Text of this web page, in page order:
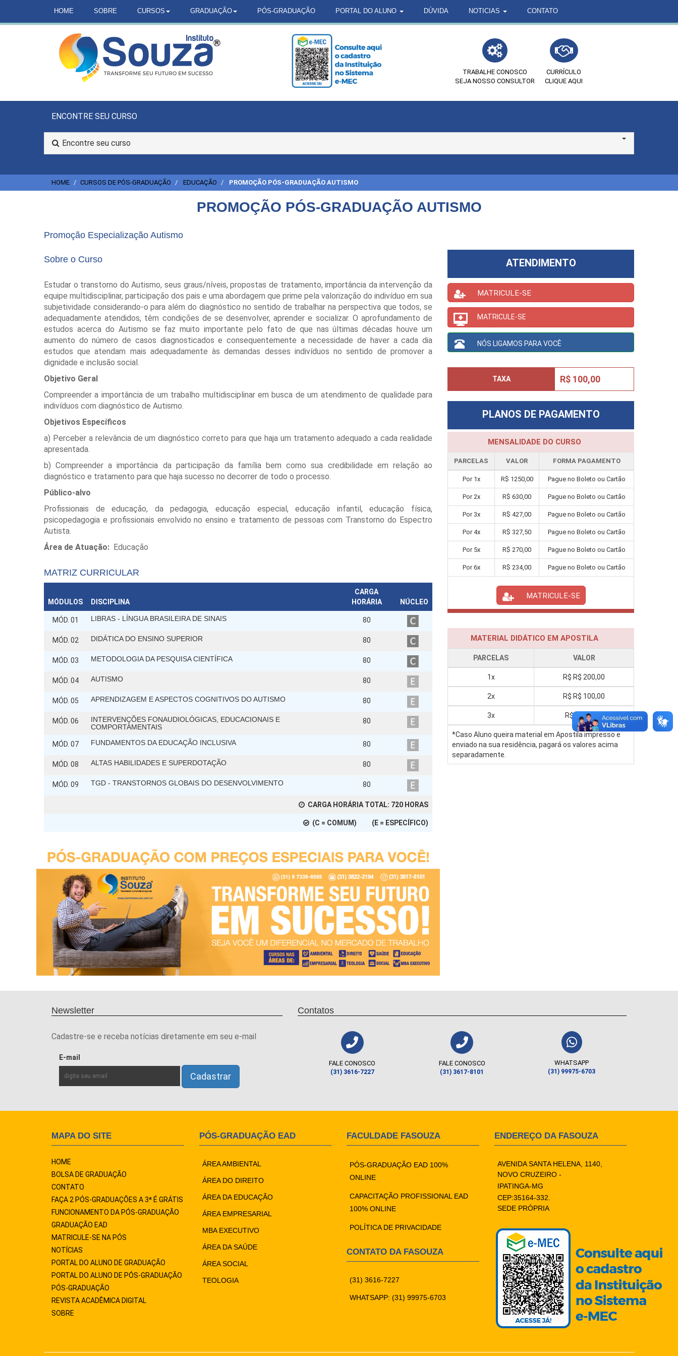
HOME SOBRE CURSOS GRADUAÇÃO PÓS-GRADUAÇÃO PORTAL DO ALUNO DÚVIDA NOTICIAS CONTATO
TRABALHE CONOSCO
SEJA NOSSO CONSULTOR
CURRÍCULO
CLIQUE AQUI
ENCONTRE SEU CURSO
Encontre seu curso
HOME CURSOS DE PÓS-GRADUAÇÃO EDUCAÇÃO PROMOÇÃO PÓS-GRADUAÇÃO AUTISMO
PROMOÇÃO PÓS-GRADUAÇÃO AUTISMO
Promoção Especialização Autismo
Sobre o Curso
Estudar o transtorno do Autismo, seus graus/níveis, propostas de tratamento, importância da intervenção da
equipe multidisciplinar, participação dos pais e uma abordagem que prime pela valorização do indivíduo em sua
subjetividade considerando-o para além do diagnóstico no sentido de trabalhar na perspectiva que todos, se
adequadamente atendidos, têm condições de se desenvolver, aprender e socializar. O aprofundamento de
estudos acerca do Autismo se faz muito importante pelo fato de que nas últimas décadas houve um
aumento do número de casos diagnosticados e consequentemente a necessidade de haver a cada dia
estudos que atendam mais adequadamente às demandas desses indivíduos no sentido de promover a
dignidade e inclusão social.
Objetivo Geral
Compreender a importância de um trabalho multidisciplinar em busca de um atendimento de qualidade para
indivíduos com diagnóstico de Autismo.
Objetivos Específicos
a) Perceber a relevância de um diagnóstico correto para que haja um tratamento adequado a cada realidade
apresentada.
b) Compreender a importância da participação da família bem como sua credibilidade em relação ao
diagnóstico e tratamento para que haja sucesso no decorrer de todo o processo.
Público-alvo
Profissionais de educação, da pedagogia, educação especial, educação infantil, educação física,
psicopedagogia e profissionais envolvido no ensino e tratamento de pessoas com Transtorno do Espectro
Autista.
Área de Atuação: Educação
MATRIZ CURRICULAR
MÓDULOS DISCIPLINA
CARGA
HORÁRIA
NÚCLEO
MÓD. 01 LIBRAS - LÍNGUA BRASILEIRA DE SINAIS 80
MÓD. 02 DIDÁTICA DO ENSINO SUPERIOR 80
MÓD. 03 METODOLOGIA DA PESQUISA CIENTÍFICA 80
MÓD. 04 AUTISMO 80
MÓD. 05 APRENDIZAGEM E ASPECTOS COGNITIVOS DO AUTISMO 80
MÓD. 06
INTERVENÇÕES FONAUDIOLÓGICAS, EDUCACIONAIS E
COMPORTAMENTAIS
80
MÓD. 07 FUNDAMENTOS DA EDUCAÇÃO INCLUSIVA 80
MÓD. 08 ALTAS HABILIDADES E SUPERDOTAÇÃO 80
MÓD. 09 TGD - TRANSTORNOS GLOBAIS DO DESENVOLVIMENTO 80
CARGA HORÁRIA TOTAL: 720 HORAS
(C = COMUM) (E = ESPECÍFICO)
ATENDIMENTO
MATRICULE-SE
MATRICULE-SE
NÓS LIGAMOS PARA VOCÊ
TAXA R$ 100,00
PLANOS DE PAGAMENTO
MENSALIDADE DO CURSO
PARCELAS VALOR FORMA PAGAMENTO
Por 1x R$ 1250,00 Pague no Boleto ou Cartão
Por2x R$ 630,00 Pague no Boleto ou Cartão
Por 3x R$ 427,00 Pague no Boleto ou Cartão
Por4x R$ 327,50 Pague no Boleto ou Cartão
Por 5x R$ 270,00 Pague no Boleto ou Cartão
Por6x R$ 234,00 Pague no Boleto ou Cartão
MATRICULE-SE
MATERIAL DIDÁTICO EM APOSTILA
PARCELAS VALOR
1x R$ R$ 200,00
2x R$ R$ 100,00
3x R$ R$ 70,00
*Caso Aluno queira material em Apostila impresso e
enviado na sua residência, pagará os valores acima
separadamente.
Newsletter
Cadastre-se e receba notícias diretamente em seu e-mail
E-mail
Contatos
FALE CONOSCO
(31) 3616-7227
FALE CONOSCO
(31) 3617-8101
WHATSAPP
(31) 99975-6703
MAPA DO SITE
HOME
BOLSA DE GRADUAÇÃO
CONTATO
FAÇA 2 PÓS-GRADUAÇÕES A 3ª É GRÁTIS
FUNCIONAMENTO DA PÓS-GRADUAÇÃO
GRADUAÇÃO EAD
MATRICULE-SE NA PÓS
NOTÍCIAS
PORTAL DO ALUNO DE GRADUAÇÃO
PORTAL DO ALUNO DE PÓS-GRADUAÇÃO
PÓS-GRADUAÇÃO
REVISTA ACADÊMICA DIGITAL
SOBRE
PÓS-GRADUAÇÃO EAD
ÁREA AMBIENTAL
ÁREA DO DIREITO
ÁREA DA EDUCAÇÃO
ÁREA EMPRESARIAL
MBA EXECUTIVO
ÁREA DA SAÚDE
ÁREA SOCIAL
TEOLOGIA
FACULDADE FASOUZA
PÓS-GRADUAÇÃO EAD 100%
ONLINE
CAPACITAÇÃO PROFISSIONAL EAD
100% ONLINE
POLÍTICA DE PRIVACIDADE
CONTATO DA FASOUZA
(31) 3616-7227
WHATSAPP: (31) 99975-6703
ENDEREÇO DA FASOUZA
AVENIDA SANTA HELENA, 1140,
NOVO CRUZEIRO -
IPATINGA-MG
CEP:35164-332.
SEDE PRÓPRIA